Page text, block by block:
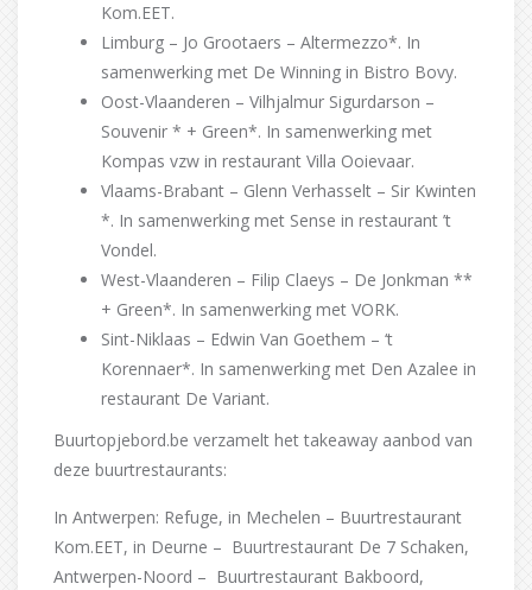
Kom.EET.
Limburg – Jo Grootaers – Altermezzo*. In
samenwerking met De Winning in Bistro Bovy.
Oost-Vlaanderen – Vilhjalmur Sigurdarson –
Souvenir * + Green*. In samenwerking met
Kompas vzw in restaurant Villa Ooievaar.
Vlaams-Brabant – Glenn Verhasselt – Sir Kwinten
*. In samenwerking met Sense in restaurant ’t
Vondel.
West-Vlaanderen – Filip Claeys – De Jonkman **
+ Green*. In samenwerking met VORK.
Sint-Niklaas – Edwin Van Goethem – ‘t
Korennaer*. In samenwerking met Den Azalee in
restaurant De Variant.
Buurtopjebord.be verzamelt het takeaway aanbod van
deze buurtrestaurants:
In Antwerpen: Refuge, in Mechelen – Buurtrestaurant
Kom.EET, in Deurne – Buurtrestaurant De 7 Schaken,
Antwerpen-Noord – Buurtrestaurant Bakboord,